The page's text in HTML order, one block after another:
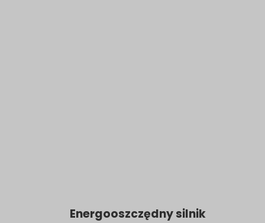
Energooszczędny silnik